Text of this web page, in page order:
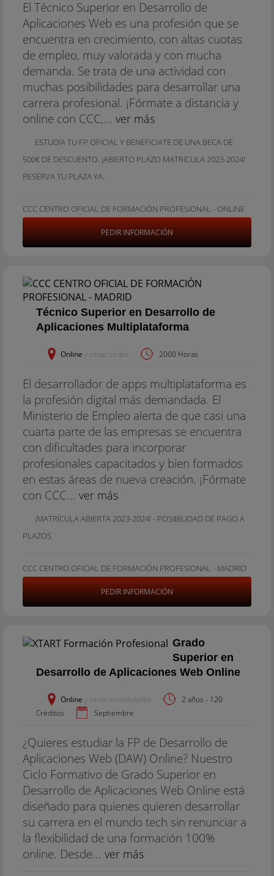
El Técnico Superior en Desarrollo de
Aplicaciones Web es una profesión que se
encuentra en crecimiento, con altas cuotas
de empleo, muy valorada y con mucha
demanda. Se trata de una actividad con
muchas posibilidades para desarrollar una
carrera profesional. ¡Fórmate a distancia y
online con CCC,... ver más
ESTUDIA TU FP OFICIAL Y BENEFíCIATE DE UNA BECA DE
500€ DE DESCUENTO. ¡ABIERTO PLAZO MATRíCULA 2023-2024!
RESERVA TU PLAZA YA.
CCC CENTRO OFICIAL DE FORMACIÓN PROFESIONAL - ONLINE
PEDIR INFORMACIÓN
Técnico Superior en Desarrollo de
Aplicaciones Multiplataforma
Online y otras sedes 2000 Horas
El desarrollador de apps multiplataforma es
la profesión digital más demandada. El
Ministerio de Empleo alerta de que casi una
cuarta parte de las empresas se encuentra
con dificultades para incorporar
profesionales capacitados y bien formados
en estas áreas de nueva creación. ¡Fórmate
con CCC... ver más
¡MATRÍCULA ABIERTA 2023-2024! - POSIBILIDAD DE PAGO A
PLAZOS
CCC CENTRO OFICIAL DE FORMACIÓN PROFESIONAL - MADRID
PEDIR INFORMACIÓN
Grado
Superior en
Desarrollo de Aplicaciones Web Online
Online y otras modalidades
2 años - 120
Créditos
Septiembre
¿Quieres estudiar la FP de Desarrollo de
Aplicaciones Web (DAW) Online? Nuestro
Ciclo Formativo de Grado Superior en
Desarrollo de Aplicaciones Web Online está
diseñado para quienes quieren desarrollar
su carrera en el mundo tech sin renunciar a
la flexibilidad de una formación 100%
online. Desde... ver más